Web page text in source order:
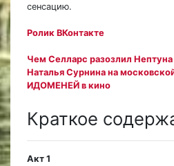
сенсацию.
Ролик ВКонтакте
Чем Селларс разозлил
Наталья Сурнина на
ИДОМЕНЕЙ в кино
Краткое
Акт 1